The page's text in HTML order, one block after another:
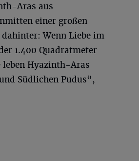
Aras aus
einer großen
dahinter: Wenn Liebe im
1.400 Quadratmeter
leben Hyazinth-Aras
Südlichen Pudus“,